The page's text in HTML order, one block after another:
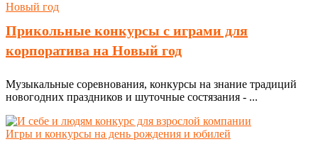
Новый год
Прикольные конкурсы с играми для
корпоратива на Новый год
Музыкальные соревнования, конкурсы на знание традиций
новогодних праздников и шуточные состязания - ...
Игры и конкурсы на день рождения и юбилей